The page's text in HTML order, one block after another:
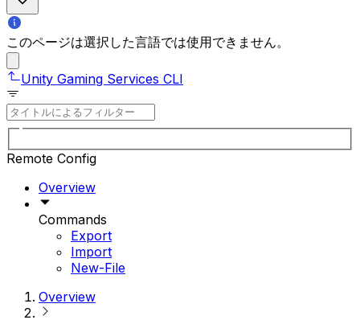
このページは選択した言語では使用できません。
Unity Gaming Services CLI
Remote Config
Overview
Commands
Export
Import
New-File
Overview